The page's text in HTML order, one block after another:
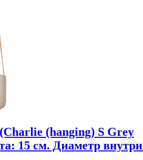
(hanging) S Grey
15 см. Диаметр